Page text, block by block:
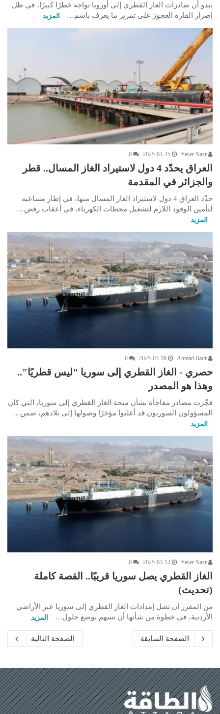
يبدو أن صادرات الغاز القطري إلى أوروبا تواجه خطرًا كبيرًا، في ظل
إصرار القارة العجوز على تمرير ما يعرف باسم…
المزيد
2025-03-25
0
العراق يحدّد 4 دول لاستيراد الغاز المسال.. قطر
والجزائر في المقدمة
حدّد العراق 4 دول لاستيراد الغاز المسال منها، في إطار مساعيه
لتأمين الوقود اللازم لتشغيل محطات الكهرباء، في أعقاب رفض…
المزيد
2025-03-16
0
حصري - الغاز القطري إلى سوريا "ليس قطريًا"..
وهذا هو المصدر
فجّرت مصادر مفاجأة بشأن منحة الغاز القطري إلى سوريا، التي كان
المسؤولون السوريون قد أعلنوا مؤخرًا وصولها إلى بلادهم، ضمن…
المزيد
2025-03-13
0
الغاز القطري يصل سوريا قريبًا.. القصة كاملة
(تحديث)
من المقرر أن تصل إمدادات الغاز القطري إلى سوريا عبر الأراضي
الأردنية، في خطوة من شأنها أن تسهم بوضع حلول…
المزيد
الصفحة السابقة الصفحة التالية